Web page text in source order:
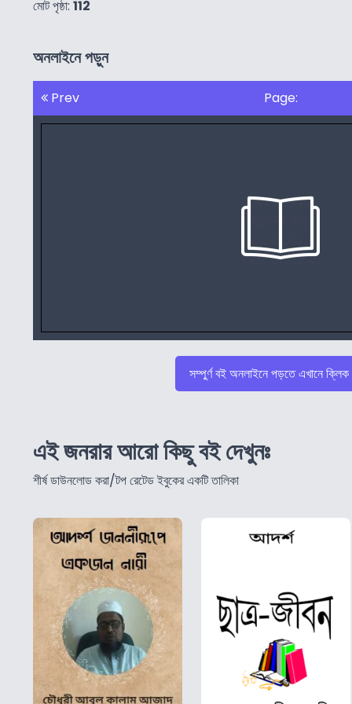
মোট পৃষ্ঠা: 112
অনলাইনে পড়ুন
Prev Page:
সম্পুর্ণ বই অনলাইনে পড়তে এখানে
এই জনরার আরো কিছু বই দেখুনঃ
শীর্ষ ডাউনলোড করা/টপ রেটেড ইবুকের একটি তালিকা